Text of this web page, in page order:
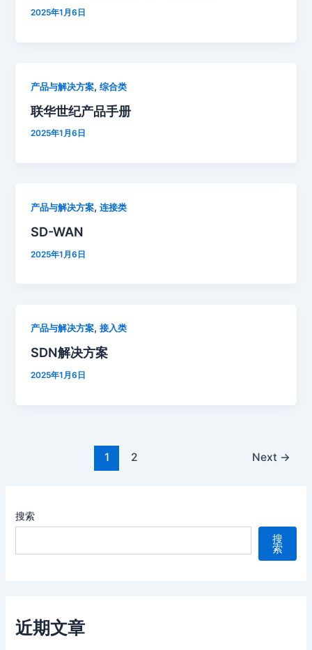
搜索
搜
索
近期文章
2025年1月6日
产品与解决方案,综合类
联华世纪产品手册
2025年1月6日
产品与解决方案,连接类
SD-WAN
2025年1月6日
产品与解决方案,接入类
SDN解决方案
2025年1月6日
1 2 Next →